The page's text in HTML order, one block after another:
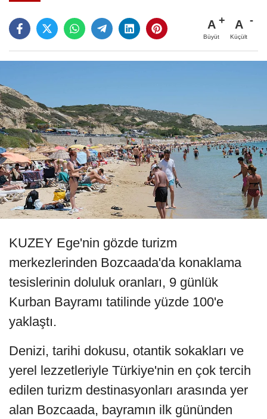
A
Büyüt
A
Küçült
KUZEY Ege'nin gözde turizm
merkezlerinden Bozcaada'da konaklama
tesislerinin doluluk oranları, 9 günlük
Kurban Bayramı tatilinde yüzde 100'e
yaklaştı.
Denizi, tarihi dokusu, otantik sokakları ve
yerel lezzetleriyle Türkiye'nin en çok tercih
edilen turizm destinasyonları arasında yer
alan Bozcaada, bayramın ilk gününden